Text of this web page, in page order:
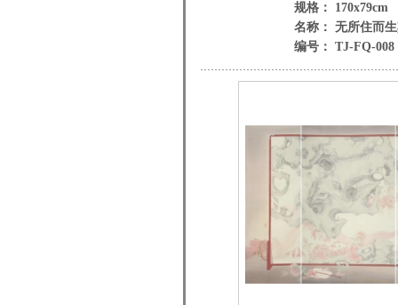
规格： 170x79cm
名称： 无所住而
编号： TJ-FQ-008